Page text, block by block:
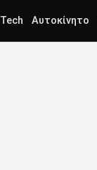
Tech Αυτοκίνητο